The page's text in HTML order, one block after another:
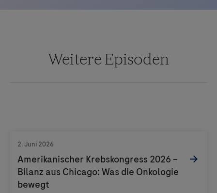
Weitere Episoden